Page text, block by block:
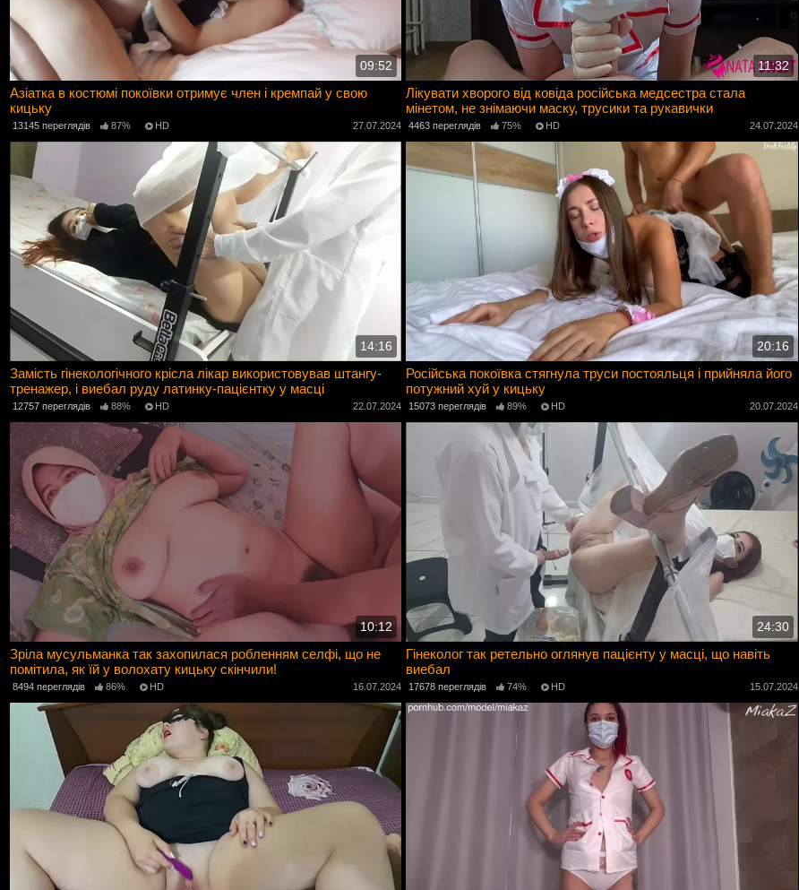
09:52
Азіатка в костюмі покоївки отримує член і кремпай у свою
кицьку
13145 переглядів 87% HD 27.07.2024
11:32
Лікувати хворого від ковіда російська медсестра стала
мінетом, не знімаючи маску, трусики та рукавички
4463 переглядів 75% HD 24.07.2024
14:16
Замість гінекологічного крісла лікар використовував штангу-
тренажер, і виебал руду латинку-пацієнтку у масці
12757 переглядів 88% HD 22.07.2024
20:16
Російська покоївка стягнула труси постояльця і ​​прийняла його
потужний хуй у кицьку
15073 переглядів 89% HD 20.07.2024
10:12
Зріла мусульманка так захопилася робленням селфі, що не
помітила, як їй у волохату кицьку скінчили!
8494 переглядів 86% HD 16.07.2024
24:30
Гінеколог так ретельно оглянув пацієнту у масці, що навіть
виебал
17678 переглядів 74% HD 15.07.2024